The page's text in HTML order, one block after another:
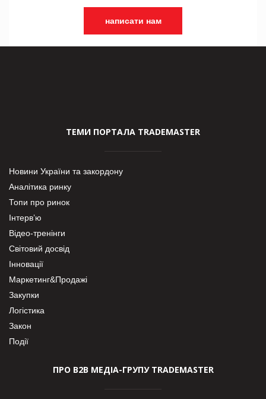
написати нам
ТЕМИ ПОРТАЛА TRADEMASTER
Новини України та закордону
Аналітика ринку
Топи про ринок
Інтерв’ю
Відео-тренінги
Світовий досвід
Інновації
Маркетинг&Продажі
Закупки
Логістика
Закон
Події
ПРО В2В МЕДІА-ГРУПУ TRADEMASTER